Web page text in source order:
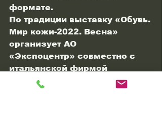
формате.
По традиции выставку «Обувь.
Мир кожи-2022. Весна»
организует АО
«Экспоцентр» совместно с
итальянской фирмой
BolognaFierе при поддержке